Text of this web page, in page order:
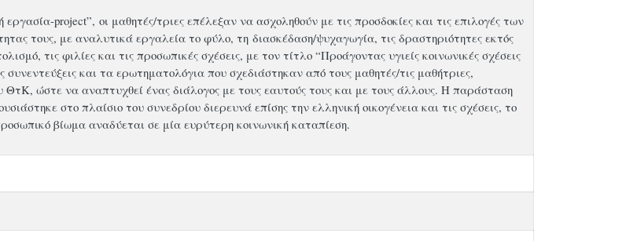
project”, οι μαθητές/τριες επέλεξαν να ασχοληθούν με τις προσδοκίες και τις επιλογές των
τους, με αναλυτικά εργαλεία το φύλο, τη διασκέδαση/ψυχαγωγία, τις δραστηριότητες εκτός
τις φιλίες και τις προσωπικές σχέσεις, με τον τίτλο “Προάγοντας υγιείς κοινωνικές σχέσεις
και τα ερωτηματολόγια που σχεδιάστηκαν από τους μαθητές/τις μαθήτριες,
ΘτΚ, ώστε να αναπτυχθεί ένας διάλογος με τους εαυτούς τους και με τους άλλους. Η παράσταση
στο πλαίσιο του συνεδρίου διερευνά επίσης την ελληνική οικογένεια και τις σχέσεις, το
βίωμα αναδύεται σε μία ευρύτερη κοινωνική καταπίεση.